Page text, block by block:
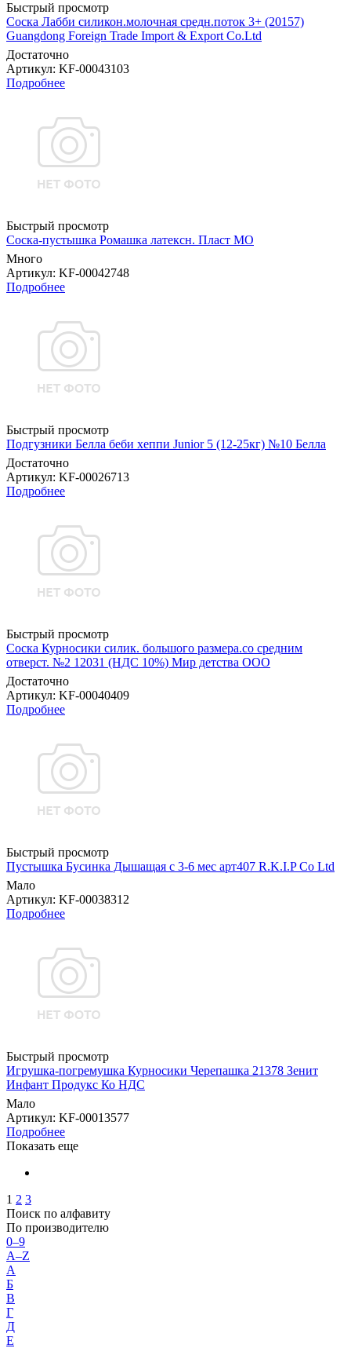
Быстрый просмотр
Соска Лабби силикон.молочная средн.поток 3+ (20157)
Guangdong Foreign Trade Import & Export Co.Ltd
Достаточно
Артикул: KF-00043103
Подробнее
Быстрый просмотр
Соска-пустышка Ромашка латексн. Пласт МО
Много
Артикул: KF-00042748
Подробнее
Быстрый просмотр
Подгузники Белла беби хеппи Junior 5 (12-25кг) №10 Белла
Достаточно
Артикул: KF-00026713
Подробнее
Быстрый просмотр
Соска Курносики силик. большого размера.со средним
отверст. №2 12031 (НДС 10%) Мир детства ООО
Достаточно
Артикул: KF-00040409
Подробнее
Быстрый просмотр
Пустышка Бусинка Дышащая с 3-6 мес арт407 R.K.I.P Co Ltd
Мало
Артикул: KF-00038312
Подробнее
Быстрый просмотр
Игрушка-погремушка Курносики Черепашка 21378 Зенит
Инфант Продукс Ко НДС
Мало
Артикул: KF-00013577
Подробнее
Показать еще
1 2 3
Поиск по алфавиту
По производителю
0–9
A–Z
А
Б
В
Г
Д
Е